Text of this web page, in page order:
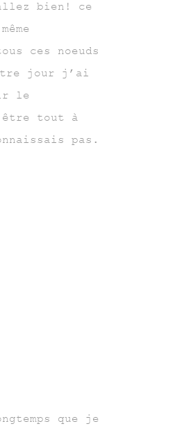
bien! ce
ces noeuds
jour j’ai
le
être tout à
pas.
que je